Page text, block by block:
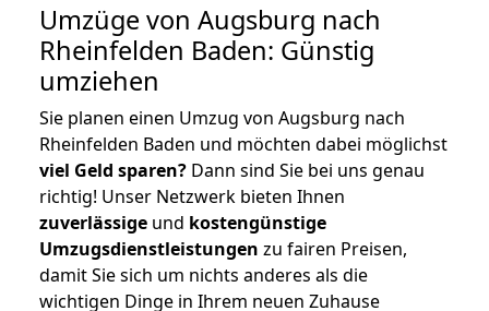
Umzüge von Augsburg nach
Rheinfelden Baden: Günstig
umziehen
Sie planen einen Umzug von Augsburg nach
Rheinfelden Baden und möchten dabei möglichst
viel Geld sparen? Dann sind Sie bei uns genau
richtig! Unser Netzwerk bieten Ihnen
zuverlässige und kostengünstige
Umzugsdienstleistungen zu fairen Preisen,
damit Sie sich um nichts anderes als die
wichtigen Dinge in Ihrem neuen Zuhause